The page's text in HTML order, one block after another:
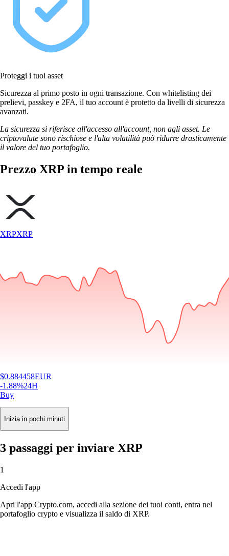
Proteggi i tuoi asset
Sicurezza al primo posto in ogni transazione. Con whitelisting dei
prelievi, passkey e 2FA, il tuo account è protetto da livelli di sicurezza
avanzati.
La sicurezza si riferisce all'accesso all'account, non agli asset. Le
criptovalute sono rischiose e l'alta volatilità può ridurre drasticamente
il valore del tuo portafoglio.
Prezzo XRP in tempo reale
XRPXRP
$0.884458EUR
-1.88%24H
Buy
Inizia in pochi minuti
3 passaggi per inviare XRP
1
Accedi l'app
Apri l'app Crypto.com, accedi alla sezione dei tuoi conti, entra nel
portafoglio crypto e visualizza il saldo di XRP.